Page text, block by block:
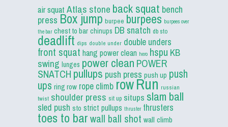
air squat Atlas stone back squat bench
press Box jump burpee burpees burpees over
the bar chest to bar chinups DB snatch db sto
deadlift dips double under double unders
front squat hang power clean hero hspu KB
swing lunges power clean POWER
SNATCH pullups push press push up push
ups ring row rope climb rowRun russian
twist shoulder press sit up situps slam ball
sled push sto strict pullups thruster thrusters
toes to barwall ball shot wall climb